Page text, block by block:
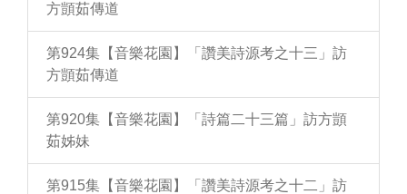
方顗茹傳道
第924集【音樂花園】「讚美詩源考之十三」訪
方顗茹傳道
第920集【音樂花園】「詩篇二十三篇」訪方顗
茹姊妹
第915集【音樂花園】「讚美詩源考之十二」訪